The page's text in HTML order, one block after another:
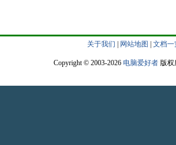
关于我们 网站地图 文档一
Copyright © 2003-2026 电脑爱好者版权